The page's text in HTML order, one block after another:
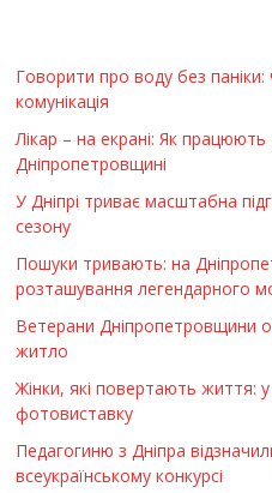
Говорити про воду без
комунікація
Лікар – на екрані: Як
Дніпропетровщині
У Дніпрі триває масштабна
сезону
Пошуки тривають: на
розташування легендарного
Ветерани Дніпропетровщини
житло
Жінки, які повертають життя: у
фотовиставку
Педагогиню з Дніпра
всеукраїнському конкурсі